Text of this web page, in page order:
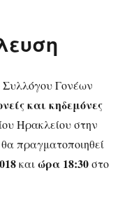
Συλλόγου Γονέων
και κηδεμόνες
Ηρακλείου στην
πραγματοποιηθεί
καιώρα 18:30στο